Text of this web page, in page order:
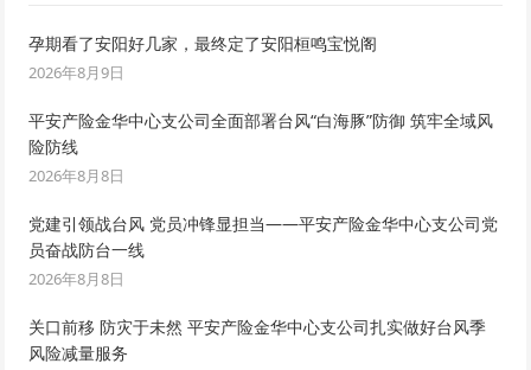
孕期看了安阳好几家，最终定了安阳桓鸣宝悦阁
2026年8月9日
平安产险金华中心支公司全面部署台风“白海豚”防御 筑牢全域风
险防线
2026年8月8日
党建引领战台风 党员冲锋显担当——平安产险金华中心支公司党
员奋战防台一线
2026年8月8日
关口前移 防灾于未然 平安产险金华中心支公司扎实做好台风季
风险减量服务